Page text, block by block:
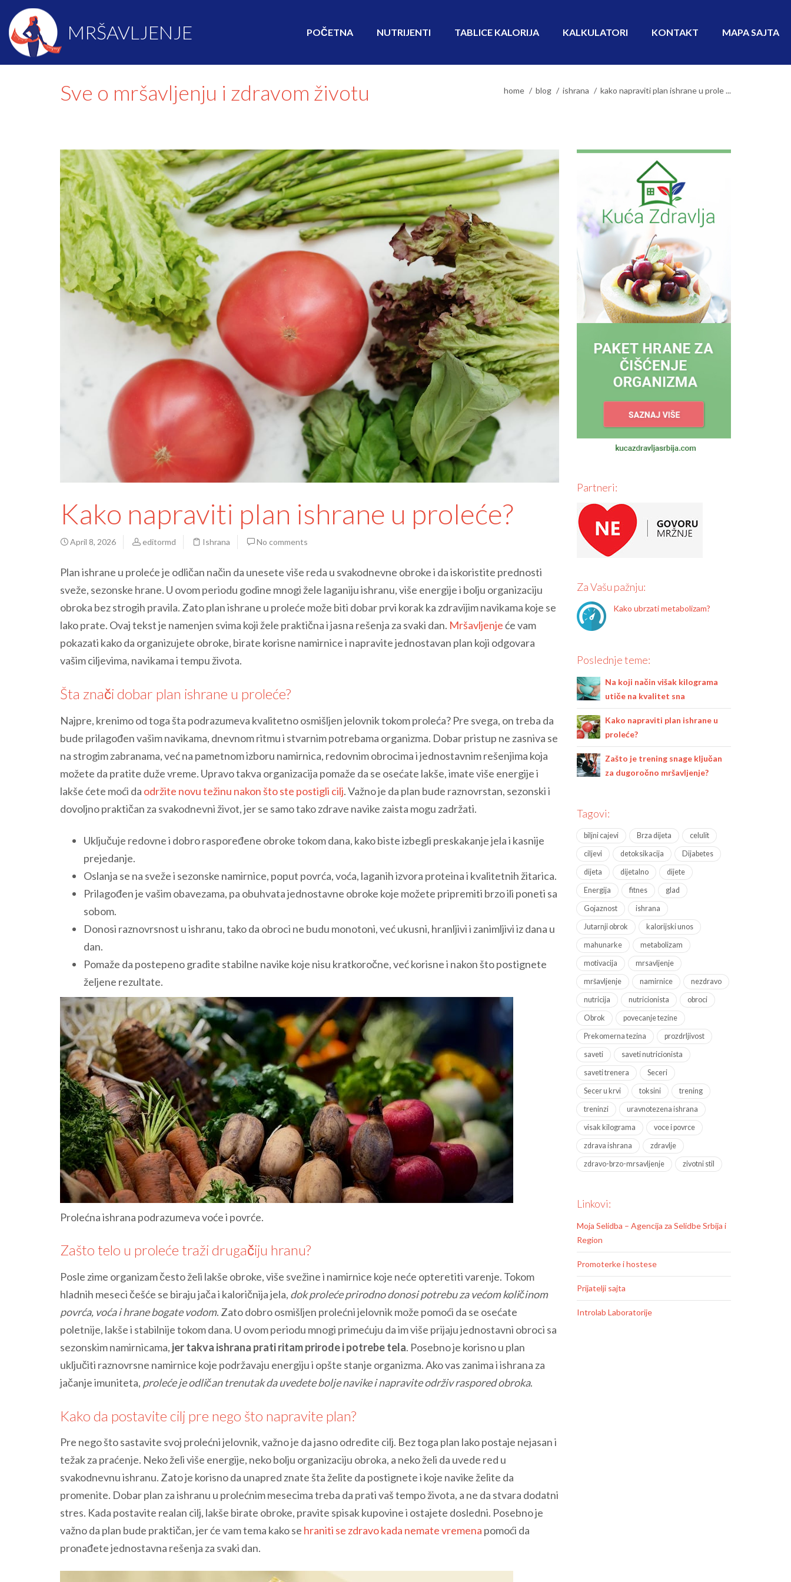
MRŠAVLJENJE POČETNA NUTRIJENTI TABLICE KALORIJA KALKULATORI KONTAKT MAPA SAJTA
Sve o mršavljenju i zdravom životu home blog ishrana kako napraviti plan ishrane u prole ...
Kako napraviti plan ishrane u proleće?
April 8, 2026 editormd Ishrana No comments
Plan ishrane u proleće je odličan način da unesete više reda u svakodnevne obroke i da iskoristite prednosti
sveže, sezonske hrane. U ovom periodu godine mnogi žele laganiju ishranu, više energije i bolju organizaciju
obroka bez strogih pravila. Zato plan ishrane u proleće može biti dobar prvi korak ka zdravijim navikama koje se
lako prate. Ovaj tekst je namenjen svima koji žele praktična i jasna rešenja za svaki dan. Mršavljenjeće vam
pokazati kako da organizujete obroke, birate korisne namirnice i napravite jednostavan plan koji odgovara
vašim ciljevima, navikama i tempu života.
Šta znači dobar plan ishrane u proleće?
Najpre, krenimo od toga šta podrazumeva kvalitetno osmišljen jelovnik tokom proleća? Pre svega, on treba da
bude prilagođen vašim navikama, dnevnom ritmu i stvarnim potrebama organizma. Dobar pristup ne zasniva se
na strogim zabranama, već na pametnom izboru namirnica, redovnim obrocima i jednostavnim rešenjima koja
možete da pratite duže vreme. Upravo takva organizacija pomaže da se osećate lakše, imate više energije i
lakše ćete moći da održite novu težinu nakon što ste postigli cilj. Važno je da plan bude raznovrstan, sezonski i
dovoljno praktičan za svakodnevni život, jer se samo tako zdrave navike zaista mogu zadržati.
Uključuje redovne i dobro raspoređene obroke tokom dana, kako biste izbegli preskakanje jela i kasnije
prejedanje.
Oslanja se na sveže i sezonske namirnice, poput povrća, voća, laganih izvora proteina i kvalitetnih žitarica.
Prilagođen je vašim obavezama, pa obuhvata jednostavne obroke koje možete pripremiti brzo ili poneti sa
sobom.
Donosi raznovrsnost u ishranu, tako da obroci ne budu monotoni, već ukusni, hranljivi i zanimljivi iz dana u
dan.
Pomaže da postepeno gradite stabilne navike koje nisu kratkoročne, već korisne i nakon što postignete
željene rezultate.
Prolećna ishrana podrazumeva voće i povrće.
Zašto telo u proleće traži drugačiju hranu?
Posle zime organizam često želi lakše obroke, više svežine i namirnice koje neće opteretiti varenje. Tokom
hladnih meseci češće se biraju jača i kaloričnija jela, dok proleće prirodno donosi potrebu za većom količinom
povrća, voća i hrane bogate vodom. Zato dobro osmišljen prolećni jelovnik može pomoći da se osećate
poletnije, lakše i stabilnije tokom dana. U ovom periodu mnogi primećuju da im više prijaju jednostavni obroci sa
sezonskim namirnicama, jer takva ishrana prati ritam prirode i potrebe tela. Posebno je korisno u plan
uključiti raznovrsne namirnice koje podržavaju energiju i opšte stanje organizma. Ako vas zanima i ishrana za
jačanje imuniteta, proleće je odličan trenutak da uvedete bolje navike i napravite održiv raspored obroka.
Kako da postavite cilj pre nego što napravite plan?
Pre nego što sastavite svoj prolećni jelovnik, važno je da jasno odredite cilj. Bez toga plan lako postaje nejasan i
težak za praćenje. Neko želi više energije, neko bolju organizaciju obroka, a neko želi da uvede red u
svakodnevnu ishranu. Zato je korisno da unapred znate šta želite da postignete i koje navike želite da
promenite. Dobar plan za ishranu u prolećnim mesecima treba da prati vaš tempo života, a ne da stvara dodatni
stres. Kada postavite realan cilj, lakše birate obroke, pravite spisak kupovine i ostajete dosledni. Posebno je
važno da plan bude praktičan, jer će vam tema kako se hraniti se zdravo kada nemate vremena pomoći da
pronađete jednostavna rešenja za svaki dan.
Partneri:
Za Vašu pažnju:
Kako ubrzati metabolizam?
Poslednje teme:
Na koji način višak kilograma
utiče na kvalitet sna
Kako napraviti plan ishrane u
proleće?
Zašto je trening snage ključan
za dugoročno mršavljenje?
Tagovi:
biljni cajevi Brza dijeta celulit
ciljevi detoksikacija Dijabetes
dijeta dijetalno dijete
Energija fitnes glad
Gojaznost ishrana
Jutarnji obrok kalorijski unos
mahunarke metabolizam
motivacija mrsavljenje
mršavljenje namirnice nezdravo
nutricija nutricionista obroci
Obrok povecanje tezine
Prekomerna tezina prozdrljivost
saveti saveti nutricionista
saveti trenera Seceri
Secer u krvi toksini trening
treninzi uravnotezena ishrana
visak kilograma voce i povrce
zdrava ishrana zdravlje
zdravo-brzo-mrsavljenje zivotni stil
Linkovi:
Moja Selidba – Agencija za Selidbe Srbija i
Region
Promoterke i hostese
Prijatelji sajta
Introlab Laboratorije